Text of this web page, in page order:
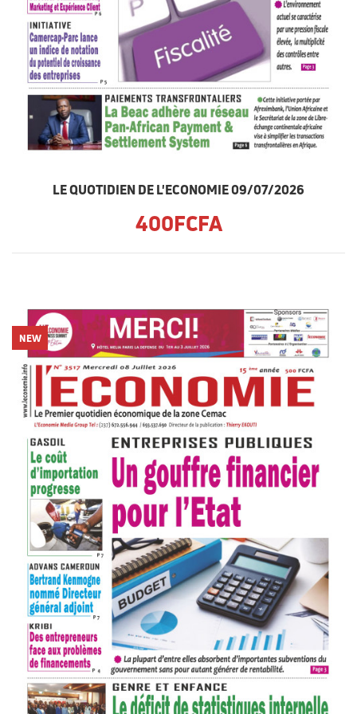
LE QUOTIDIEN DE L'ECONOMIE 09/07/2026
400FCFA
NEW